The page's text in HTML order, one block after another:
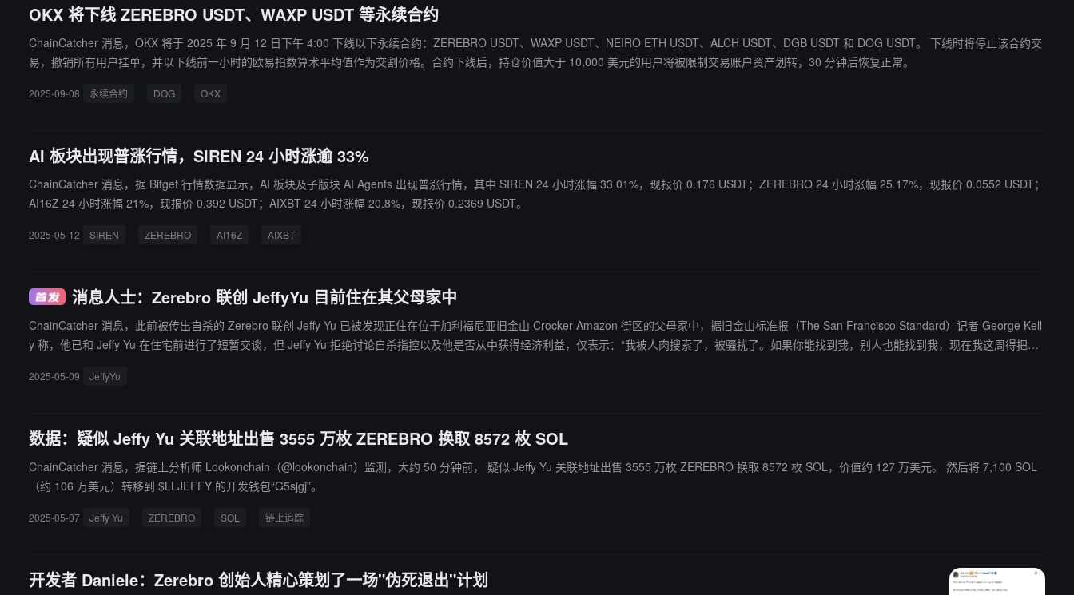
OKX 将下线 ZEREBRO USDT、WAXP USDT 等永续合约
ChainCatcher 消息，OKX 将于 2025 年 9 月 12 日下午 4:00 下线以下永续合约：ZEREBRO USDT、WAXP USDT、NEIRO ETH USDT、ALCH USDT、DGB USDT 和 DOG USDT。 下线时将停止该合约交
易，撤销所有用户挂单，并以下线前一小时的欧易指数算术平均值作为交割价格。合约下线后，持仓价值大于 10,000 美元的用户将被限制交易账户资产划转，30 分钟后恢复正常。
2025-09-08 永续合约 DOG OKX
AI 板块出现普涨行情，SIREN 24 小时涨逾 33%
ChainCatcher 消息，据 Bitget 行情数据显示，AI 板块及子版块 AI Agents 出现普涨行情，其中 SIREN 24 小时涨幅 33.01%，现报价 0.176 USDT；ZEREBRO 24 小时涨幅 25.17%，现报价 0.0552 USDT；
AI16Z 24 小时涨幅 21%，现报价 0.392 USDT；AIXBT 24 小时涨幅 20.8%，现报价 0.2369 USDT。
2025-05-12 SIREN ZEREBRO AI16Z AIXBT
消息人士：Zerebro 联创 JeffyYu 目前住在其父母家中
ChainCatcher 消息，此前被传出自杀的 Zerebro 联创 Jeffy Yu 已被发现正住在位于加利福尼亚旧金山 Crocker-Amazon 街区的父母家中，据旧金山标准报（The San Francisco Standard）记者 George Kell
y 称，他已和 Jeffy Yu 在住宅前进行了短暂交谈，但 Jeffy Yu 拒绝讨论自杀指控以及他是否从中获得经济利益，仅表示：“我被人肉搜索了，被骚扰了。如果你能找到我，别人也能找到我，现在我这周得把父
2025-05-09 JeffyYu
数据：疑似 Jeffy Yu 关联地址出售 3555 万枚 ZEREBRO 换取 8572 枚 SOL
ChainCatcher 消息，据链上分析师 Lookonchain（@lookonchain）监测，大约 50 分钟前， 疑似 Jeffy Yu 关联地址出售 3555 万枚 ZEREBRO 换取 8572 枚 SOL，价值约 127 万美元。 然后将 7,100 SOL
（约 106 万美元）转移到 $LLJEFFY 的开发钱包“G5sjgj”。
2025-05-07 Jeffy Yu ZEREBRO SOL 链上追踪
开发者 Daniele：Zerebro 创始人精心策划了一场"伪死退出"计划